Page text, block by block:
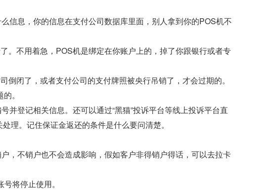
信息，你的信息在支付公司数据库里面，别人拿到你的POS机不
。不用着急，POS机是绑定在你账户上的，掉了你跟银行或者专
闭了，或者支付公司的支付牌照被央行吊销了，才会过期的。
。
登记相关信息。还可以通过“黑猫”投诉平台等线上投诉平台直
理。记住保证金返还的条件是什么要问清楚。
，不销户也不会造成影响，假如客户非得销户得话，可以去拉卡
将停止使用。